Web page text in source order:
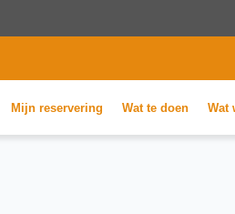
Mijn reservering Wat te doen Wat